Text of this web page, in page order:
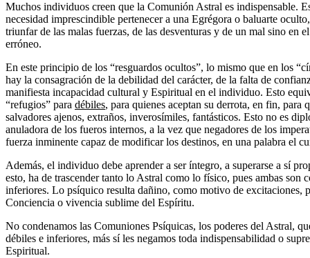
Muchos individuos creen que la Comunión Astral es indispensable.
necesidad imprescindible pertenecer a una Egrégora o baluarte
triunfar de las malas fuerzas, de las desventuras y de un mal sino en
erróneo.
En este principio de los “resguardos ocultos”, lo mismo que en los
hay la consagración de la debilidad del carácter, de la falta de
manifiesta incapacidad cultural y Espiritual en el individuo. Esto
“refugios” para débiles, para quienes aceptan su derrota, en fin, para
salvadores ajenos, extraños, inverosímiles, fantásticos. Esto no es
anuladora de los fueros internos, a la vez que negadores de los
fuerza inminente capaz de modificar los destinos, en una palabra el
Además, el individuo debe aprender a ser íntegro, a superarse a sí
esto, ha de trascender tanto lo Astral como lo físico, pues ambas son
inferiores. Lo psíquico resulta dañino, como motivo de excitaciones,
Conciencia o vivencia sublime del Espíritu.
No condenamos las Comuniones Psíquicas, los poderes del Astral,
débiles e inferiores, más sí les negamos toda indispensabilidad o
Espiritual.